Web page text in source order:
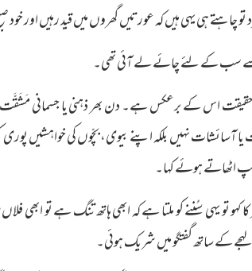
تو چاہتے ہی یہی ہیں کہ عورتیں گھروں میں قید رہیں
سب کے لئے چائے لے آئی تھی۔
اس کے برعکس ہے۔ دن بھر ذہنی یا جسمانی
آسائشات نہیں بلکہ اپنے بیوی، بچّوں کی خواہشیں پوری
اٹھاتے ہوئے کہا۔
تو یہی سُننے کو ملتا ہے کہ ابھی ہاتھ تنگ ہے تو
کے ساتھ گفتگو میں شریک ہوئی۔